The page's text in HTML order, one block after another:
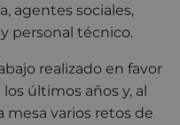
agentes sociales,
personal técnico.
realizado en favor
últimos años y, al
varios retos de